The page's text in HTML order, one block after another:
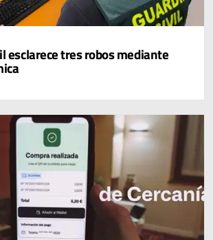
esclarece tres robos mediante